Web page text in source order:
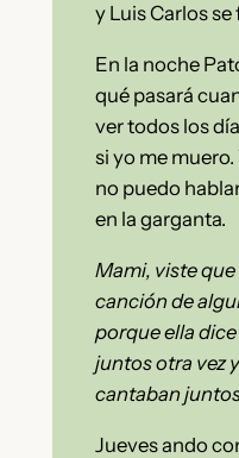
y Luis Carlos se
En la noche
qué pasará
ver todos los
si yo me
no puedo
en la garganta.
Mami, viste
canción de
porque ella
juntos otra vez
cantaban
Jueves ando